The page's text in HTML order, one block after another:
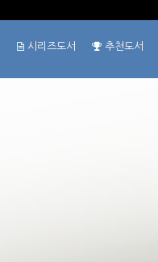
시리즈도서 추천도서